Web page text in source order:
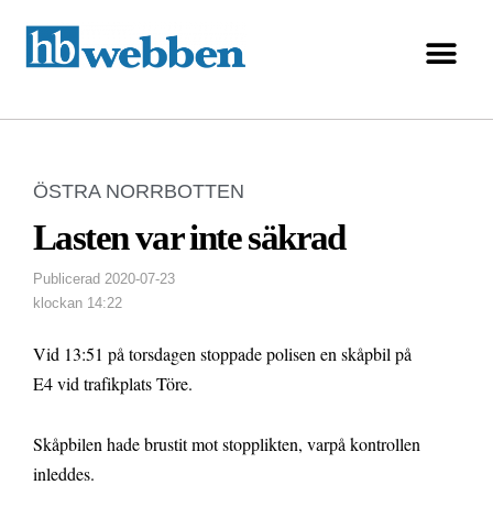
ÖSTRA NORRBOTTEN
Lasten var inte säkrad
Publicerad 2020-07-23
klockan 14:22
Vid 13:51 på torsdagen stoppade polisen en skåpbil på
E4 vid trafikplats Töre.
Skåpbilen hade brustit mot stopplikten, varpå kontrollen
inleddes.